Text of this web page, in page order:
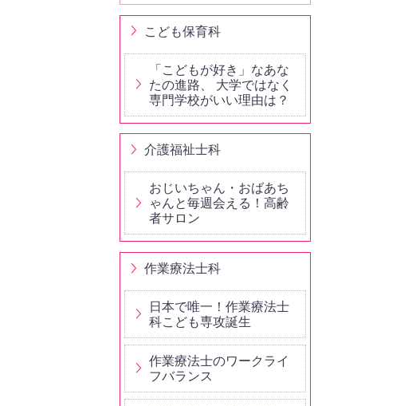
こども保育科
「こどもが好き」なあな
たの進路、 大学ではなく
専門学校がいい理由は？
介護福祉士科
おじいちゃん・おばあち
ゃんと毎週会える！高齢
者サロン
作業療法士科
日本で唯一！作業療法士
科こども専攻誕生
作業療法士のワークライ
フバランス